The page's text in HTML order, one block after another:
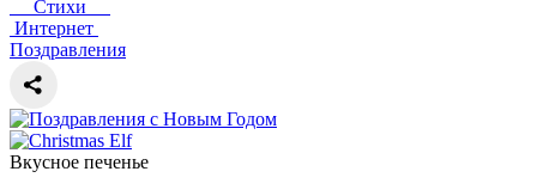
Стихи
Интернет
Поздравления
Вкусное печенье